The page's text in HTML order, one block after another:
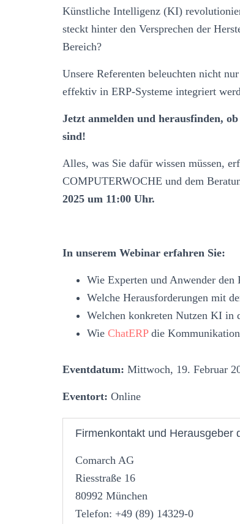
Künstliche Intelligenz (KI)
steckt hinter den Versprechen der
Bereich?
Unsere Referenten beleuchten nicht
effektiv in ERP-Systeme integriert
Jetzt anmelden und herausfinden,
sind!
Alles, was Sie dafür wissen müssen,
COMPUTERWOCHE und dem
2025 um 11:00 Uhr.
In unserem Webinar erfahren Sie:
Wie Experten und Anwender
Welche Herausforderungen mit
Welchen konkreten Nutzen KI in
Wie ChatERPdie
Eventdatum: Mittwoch, 19. Februar
Eventort: Online
Firmenkontakt und Herausgeber
Comarch AG
Riesstraße 16
80992 München
Telefon: +49 (89) 14329-0